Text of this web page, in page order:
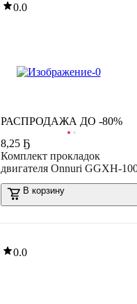
0.0
РАСПРОДАЖА ДО -80%
8,25 Ҕ
Комплект прокладок
двигателя Onnuri GGXH-
В корзину
0.0